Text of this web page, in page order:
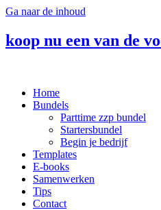
Ga naar de inhoud
koop nu een van de
Home
Bundels
Parttime zzp bundel
Startersbundel
Begin je bedrijf
Templates
E-books
Samenwerken
Tips
Contact